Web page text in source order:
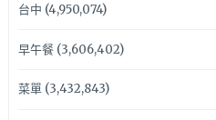
台中 (4,950,074)
早午餐(3,606,402)
菜單(3,432,843)